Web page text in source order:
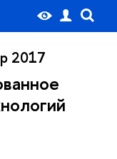
2017